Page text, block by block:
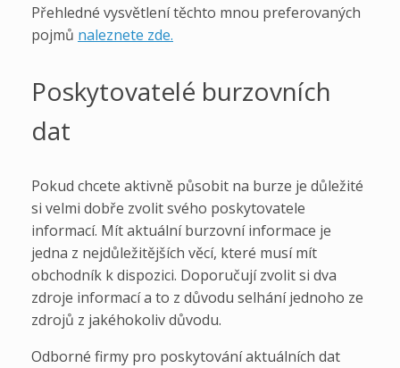
Přehledné vysvětlení těchto mnou preferovaných
pojmů naleznete zde.
Poskytovatelé burzovních
dat
Pokud chcete aktivně působit na burze je důležité
si velmi dobře zvolit svého poskytovatele
informací. Mít aktuální burzovní informace je
jedna z nejdůležitějších věcí, které musí mít
obchodník k dispozici. Doporučují zvolit si dva
zdroje informací a to z důvodu selhání jednoho ze
zdrojů z jakéhokoliv důvodu.
Odborné firmy pro poskytování aktuálních dat